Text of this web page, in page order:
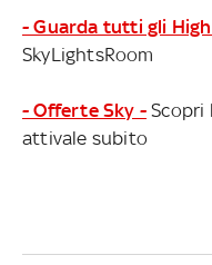
- Guarda tutti gli
SkyLightsRoom
- Offerte Sky - Scopri
attivale subito